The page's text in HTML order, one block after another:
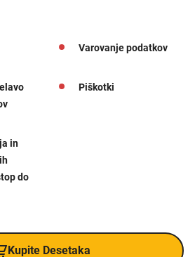
Varovanje podatkov
Piškotki
in
do
Kupite Desetaka